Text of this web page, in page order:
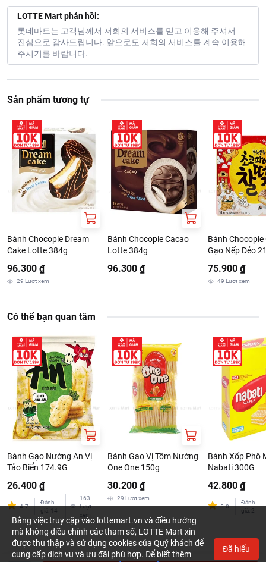
LOTTE Mart phản hồi:
롯데마트는 고객님께서 저희의 서비스를 믿고 이용해 주셔서
진심으로 감사드립니다. 앞으로도 저희의 서비스를 계속 이용해
주시기를 바랍니다.
Sản phẩm tương tự
Bánh Chocopie Dream
Cake Lotte 384g
96.300 ₫
29 Lượt xem
Bánh Chocopie Cacao
Lotte 384g
96.300 ₫
Bánh Chocopie
Gạo Nếp Dẻo
75.900 ₫
49 Lượt xem
Có thể bạn quan tâm
Bánh Gạo Nướng An Vị
Tảo Biển 174.9G
26.400 ₫
4.7
Đánh
giá
14
163
Lượt
xem
Bánh Gạo Vị Tôm Nướng
One One 150g
30.200 ₫
29 Lượt xem
Bánh Xốp Phô
Nabati 300G
42.800 ₫
5.0
Đánh
giá
2
Bằng việc truy cập vào lottemart.vn và điều hướng
mà không điều chỉnh các tham số, LOTTE Mart xin
được thu thập và sử dụng cookies của Quý khách để
cung cấp dịch vụ và ưu đãi phù hợp. Để biết thêm
Đã hiểu